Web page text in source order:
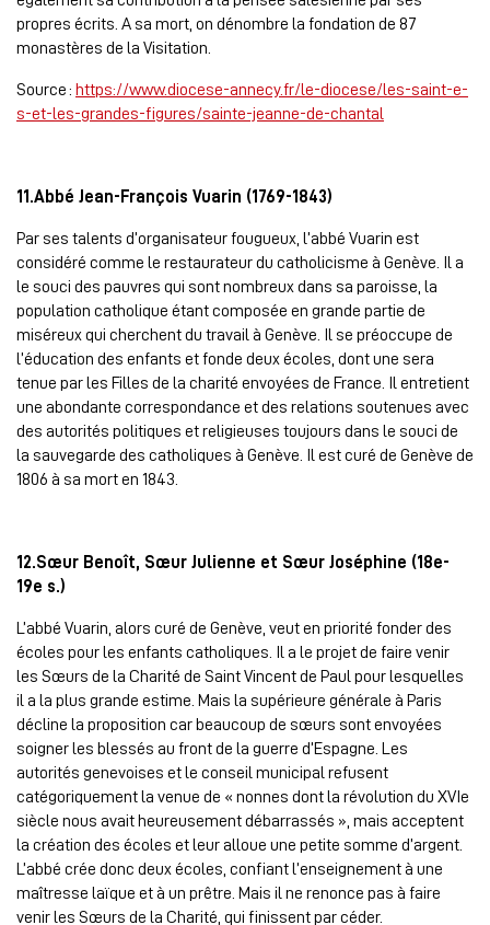
propres écrits. A sa mort, on dénombre la fondation de 87
monastères de la Visitation.
Source : https://www.diocese-annecy.fr/le-diocese/les-saint-e-
s-et-les-grandes-figures/sainte-jeanne-de-chantal
11.Abbé Jean-François Vuarin (1769-1843)
Par ses talents d’organisateur fougueux, l’abbé Vuarin est
considéré comme le restaurateur du catholicisme à Genève. Il a
le souci des pauvres qui sont nombreux dans sa paroisse, la
population catholique étant composée en grande partie de
miséreux qui cherchent du travail à Genève. Il se préoccupe de
l’éducation des enfants et fonde deux écoles, dont une sera
tenue par les Filles de la charité envoyées de France. Il entretient
une abondante correspondance et des relations soutenues avec
des autorités politiques et religieuses toujours dans le souci de
la sauvegarde des catholiques à Genève. Il est curé de Genève de
1806 à sa mort en 1843.
12.Sœur Benoît, Sœur Julienne et Sœur Joséphine (18e-
19e s.)
L’abbé Vuarin, alors curé de Genève, veut en priorité fonder des
écoles pour les enfants catholiques. Il a le projet de faire venir
les Sœurs de la Charité de Saint Vincent de Paul pour lesquelles
il a la plus grande estime. Mais la supérieure générale à Paris
décline la proposition car beaucoup de sœurs sont envoyées
soigner les blessés au front de la guerre d’Espagne. Les
autorités genevoises et le conseil municipal refusent
catégoriquement la venue de « nonnes dont la révolution du XVIe
siècle nous avait heureusement débarrassés », mais acceptent
la création des écoles et leur alloue une petite somme d’argent.
L’abbé crée donc deux écoles, confiant l’enseignement à une
maîtresse laïque et à un prêtre. Mais il ne renonce pas à faire
venir les Sœurs de la Charité, qui finissent par céder.